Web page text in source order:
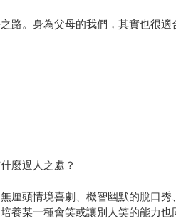
路。身為父母的我們，其實也很
麼過人之處？
頭情境喜劇、機智幽默的脫口秀
某一種會笑或讓別人笑的能力